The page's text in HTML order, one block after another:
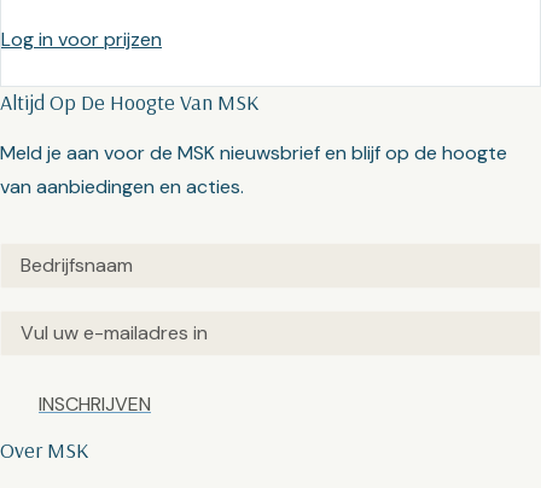
Log in voor prijzen
Over MSK
Altijd Op De Hoogte Van MSK
Meld je aan voor de MSK nieuwsbrief en blijf op de hoogte
van aanbiedingen en acties.
Untitled(Vereist)
Email(Vereist)
Captcha